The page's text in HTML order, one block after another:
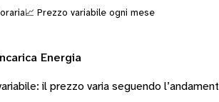
📈 Prezzo variabile ogni mese
Energia
il prezzo varia seguendo